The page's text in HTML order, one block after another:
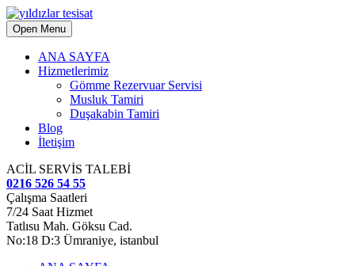
Open Menu
ANA SAYFA
Hizmetlerimiz
Gömme Rezervuar Servisi
Musluk Tamiri
Duşakabin Tamiri
Blog
İletişim
ACİL SERVİS TALEBİ
0216 526 54 55
Çalışma Saatleri
7/24 Saat Hizmet
Tatlısu Mah. Göksu Cad.
No:18 D:3 Ümraniye, istanbul